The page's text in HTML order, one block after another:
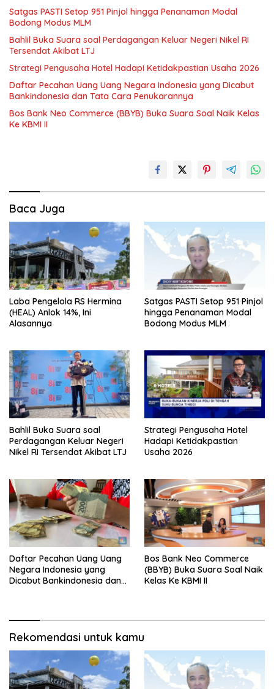
Satgas PASTI Setop 951 Pinjol hingga Penanaman Modal
Bodong Modus MLM
Bahlil Buka Suara soal Perdagangan Keluar Negeri Nikel RI
Tersendat Akibat LTJ
Strategi Pengusaha Hotel Hadapi Ketidakpastian Usaha 2026
Daftar Pecahan Uang Uang Negara Indonesia yang Dicabut
Bankindonesia dan Tata Cara Penukarannya
Bos Bank Neo Commerce (BBYB) Buka Suara Soal Naik Kelas
Ke KBMI II
Baca Juga
Laba Pengelola RS Hermina
(HEAL) Anlok 14%, Ini
Alasannya
Satgas PASTI Setop 951 Pinjol
hingga Penanaman Modal
Bodong Modus MLM
Bahlil Buka Suara soal
Perdagangan Keluar Negeri
Nikel RI Tersendat Akibat LTJ
Strategi Pengusaha Hotel
Hadapi Ketidakpastian
Usaha 2026
Daftar Pecahan Uang Uang
Negara Indonesia yang
Dicabut Bankindonesia dan
Bos Bank Neo Commerce
(BBYB) Buka Suara Soal Naik
Kelas Ke KBMI II
Rekomendasi untuk kamu